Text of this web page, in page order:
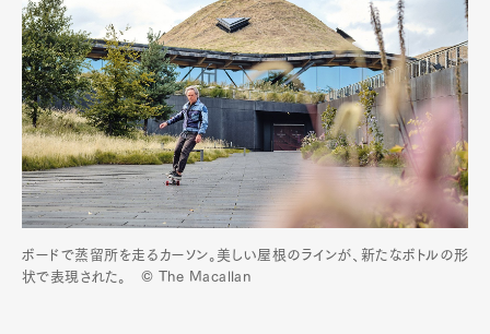
ボードで蒸留所を走るカーソン。美しい屋根のラインが、新たなボトルの形
状で表現された。 © The Macallan